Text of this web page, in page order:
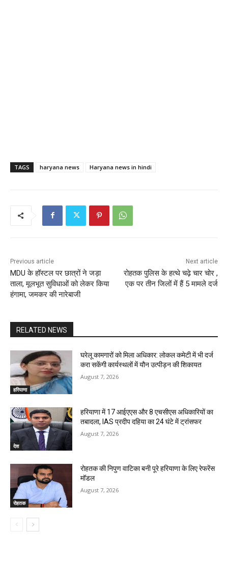
TAGS haryana news Haryana news in hindi
Previous article
MDU के हॉस्टल पर छात्रों ने जड़ा
ताला, मूलभूत सुविधाओं को लेकर किया
हंगामा, जमकर की नारेबाजी
Next article
रोहतक पुलिस के हत्थे चढ़े चार चोर ,
एक पर तीन जिलों में हैं 5 मामले दर्ज
RELATED NEWS
हरियाणा
घरेलू कामगारों को मिला अधिकार: लोकल कमेटी में भी दर्ज
करा सकेंगी कार्यस्थलों में यौन उत्पीड़न की शिकायत
August 7, 2026
देश
हरियाणा में 17 आईएएस और 8 एचसीएस अधिकारियों का
तबादला, IAS प्रदीप दहिया का 24 घंटे में ट्रांसफर
August 7, 2026
रोहतक
रोहतक की निपुण वाटिका बनी पूरे हरियाणा के लिए रेफरेंस
मॉडल
August 7, 2026